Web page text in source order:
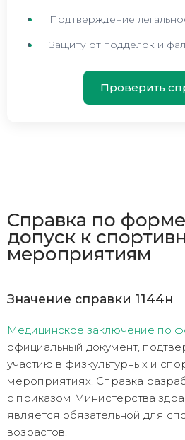
Подтверждение
Защиту от подделок и
Проверить
Справка по форме
допуск к
мероприятиям
Значение справки 1144н
Медицинское заключение по
официальный документ,
участию в физкультурных и
мероприятиях. Справка
с приказом Министерства
является обязательной для
возрастов.